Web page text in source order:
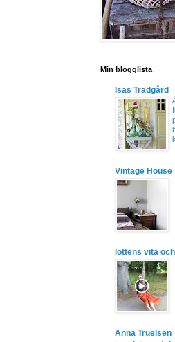
Min blogglista
Isas Trädgård
Vintage House
lottens vita
Anna Truelsen